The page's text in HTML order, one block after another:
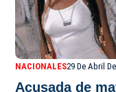
NACIONALES29 De Abril
Acusada de